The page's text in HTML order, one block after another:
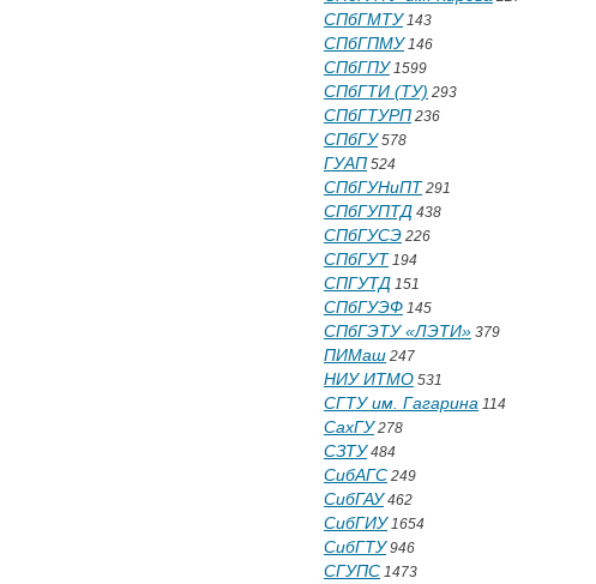
СПбГМТУ143
СПбГПМУ146
СПбГПУ1599
СПбГТИ (ТУ) 293
СПбГТУРП 236
СПбГУ578
ГУАП 524
СПбГУНиПТ 291
СПбГУПТД 438
СПбГУСЭ 226
СПбГУТ 194
СПГУТД 151
СПбГУЭФ 145
СПбГЭТУ «ЛЭТИ» 379
ПИМаш 247
НИУ ИТМО 531
СГТУ им. Гагарина 114
СахГУ278
СЗТУ484
СибАГС 249
СибГАУ462
СибГИУ1654
СибГТУ946
СГУПС 1473